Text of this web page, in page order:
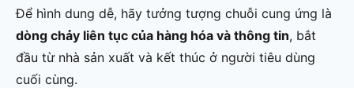
Để hình dung dễ, hãy tưởng tượng chuỗi cung ứng là
dòng chảy liên tục của hàng hóa và thông tin, bắt
đầu từ nhà sản xuất và kết thúc ở người tiêu dùng
cuối cùng.